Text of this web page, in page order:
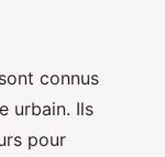
connus
urbain. Ils
pour